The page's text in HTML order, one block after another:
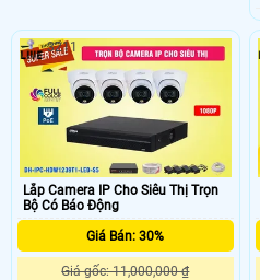
Lắp Camera IP Cho Siêu Thị Trọn
Bộ Có Báo Động
Giá Bán: 30%
Giá gốc: 11,000,000 ₫
3211